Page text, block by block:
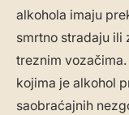
alkohola imaju
smrtno stradaju ili
treznim
kojima je alkohol
saobraćajnih